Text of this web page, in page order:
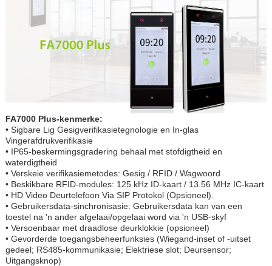
FA7000 Plus-kenmerke:
• Sigbare Lig Gesigverifikasietegnologie en In-glas
Vingerafdrukverifikasie
• IP65-beskermingsgradering behaal met stofdigtheid en
waterdigtheid
• Verskeie verifikasiemetodes: Gesig / RFID / Wagwoord
• Beskikbare RFID-modules: 125 kHz ID-kaart / 13.56 MHz IC-kaart
• HD Video Deurtelefoon Via SIP Protokol (Opsioneel).
• Gebruikersdata-sinchronisasie: Gebruikersdata kan van een
toestel na 'n ander afgelaai/opgelaai word via 'n USB-skyf
• Versoenbaar met draadlose deurklokkie (opsioneel)
• Gevorderde toegangsbeheerfunksies (Wiegand-inset of -uitset
gedeel; RS485-kommunikasie; Elektriese slot; Deursensor;
Uitgangsknop)